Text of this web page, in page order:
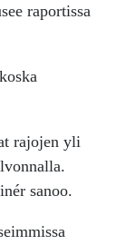
raportissa
rajojen yli
sanoo.